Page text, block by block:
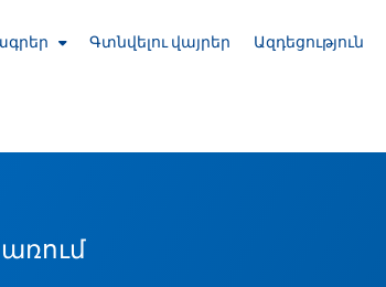
Գտնվելու վայրեր Ազդեցություն